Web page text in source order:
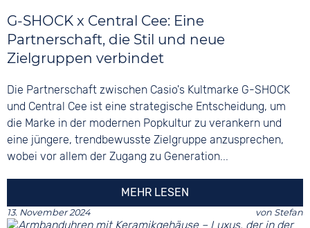
G-SHOCK x Central Cee: Eine
Partnerschaft, die Stil und neue
Zielgruppen verbindet
Die Partnerschaft zwischen Casio's Kultmarke G-SHOCK
und Central Cee ist eine strategische Entscheidung, um
die Marke in der modernen Popkultur zu verankern und
eine jüngere, trendbewusste Zielgruppe anzusprechen,
wobei vor allem der Zugang zu Generation...
MEHR LESEN
13. November 2024 von Stefan